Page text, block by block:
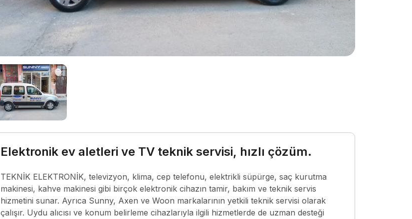
Elektronik ev aletleri ve TV teknik servisi, hızlı çözüm.
TEKNİK ELEKTRONİK, televizyon, klima, cep telefonu, elektrikli süpürge, saç kurutma
makinesi, kahve makinesi gibi birçok elektronik cihazın tamir, bakım ve teknik servis
hizmetini sunar. Ayrıca Sunny, Axen ve Woon markalarının yetkili teknik servisi olarak
çalışır. Uydu alıcısı ve konum belirleme cihazlarıyla ilgili hizmetlerde de uzman desteği